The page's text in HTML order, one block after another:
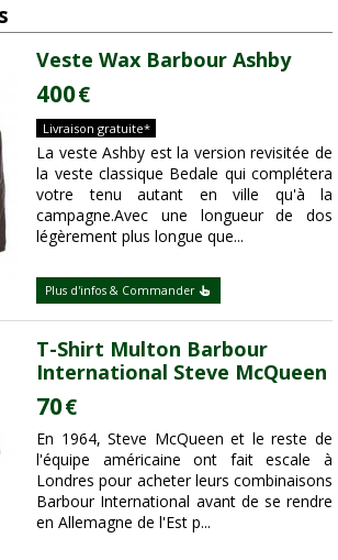
Veste Wax Barbour Ashby
400€
Livraison gratuite*
La veste Ashby est la version revisitée de
la veste classique Bedale qui complétera
votre tenu autant en ville qu'à la
campagne.Avec une longueur de dos
légèrement plus longue que...
Plus d'infos & Commander
T-Shirt Multon Barbour
International Steve McQueen
70€
En 1964, Steve McQueen et le reste de
l'équipe américaine ont fait escale à
Londres pour acheter leurs combinaisons
Barbour International avant de se rendre
en Allemagne de l'Est p...